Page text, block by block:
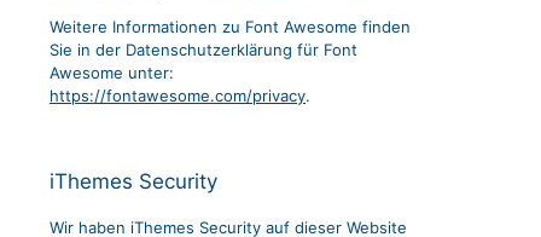
Weitere Informationen zu Font Awesome finden
Sie in der Datenschutzerklärung für Font
Awesome unter:
https://fontawesome.com/privacy.
iThemes Security
Wir haben iThemes Security auf dieser Website